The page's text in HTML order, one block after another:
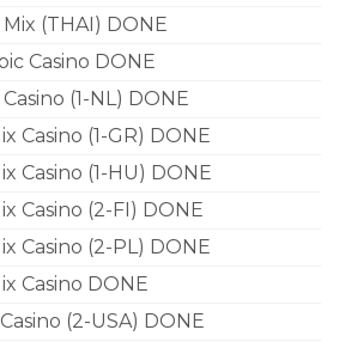
(THAI) DONE
Casino DONE
(1-NL) DONE
Casino (1-GR) DONE
Casino (1-HU) DONE
Casino (2-FI) DONE
Casino (2-PL) DONE
Casino DONE
(2-USA) DONE